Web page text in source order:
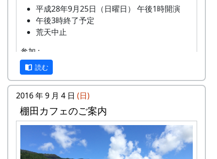
田植祭 - B区画 (2015-05-17 10:31:19)
その他
田植え用の苗、肥料などは農家で準備しま
す。
岩座神棚田オーナーの義務
米づくりが始まる4月末までに会費を支払っ
ていただきます。
みずから田んぼに入って米をつくること。
自然とまじめにつきあうこと(天災などで不
作になっても文句を言わないこと)。
岩座神の住人や他のオーナーと積極的にコミ
2006年9月24日 棚田の集い
運営体制や資金難から途絶えていた棚田コンサー
トですが、棚田オーナーや都会から棚田の景観を
求めて訪れる人々からコンサート復活の声もあ
り、オーナー制度２０周年を迎えるにあたり記念
コンサートを開催します。
平成28年9月25日（日曜日） 午後1時開演
午後3時終了予定
荒天中止
参加 :
入場自由 (予約不要・無料)
その他 :
飲料等の提供・販売はありません。各自ご持
参ください。
読む
2016 年 9 月 4 日 (日)
棚田カフェのご案内